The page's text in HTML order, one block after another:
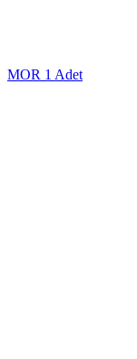
MOR 1 Adet